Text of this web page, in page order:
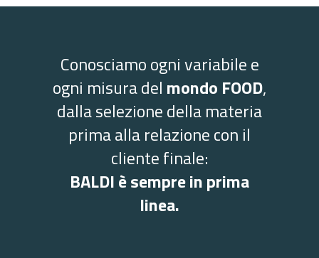
Conosciamo ogni variabile e
ogni misura del mondo FOOD,
dalla selezione della materia
prima alla relazione con il
cliente finale:
BALDI è sempre in prima
linea.